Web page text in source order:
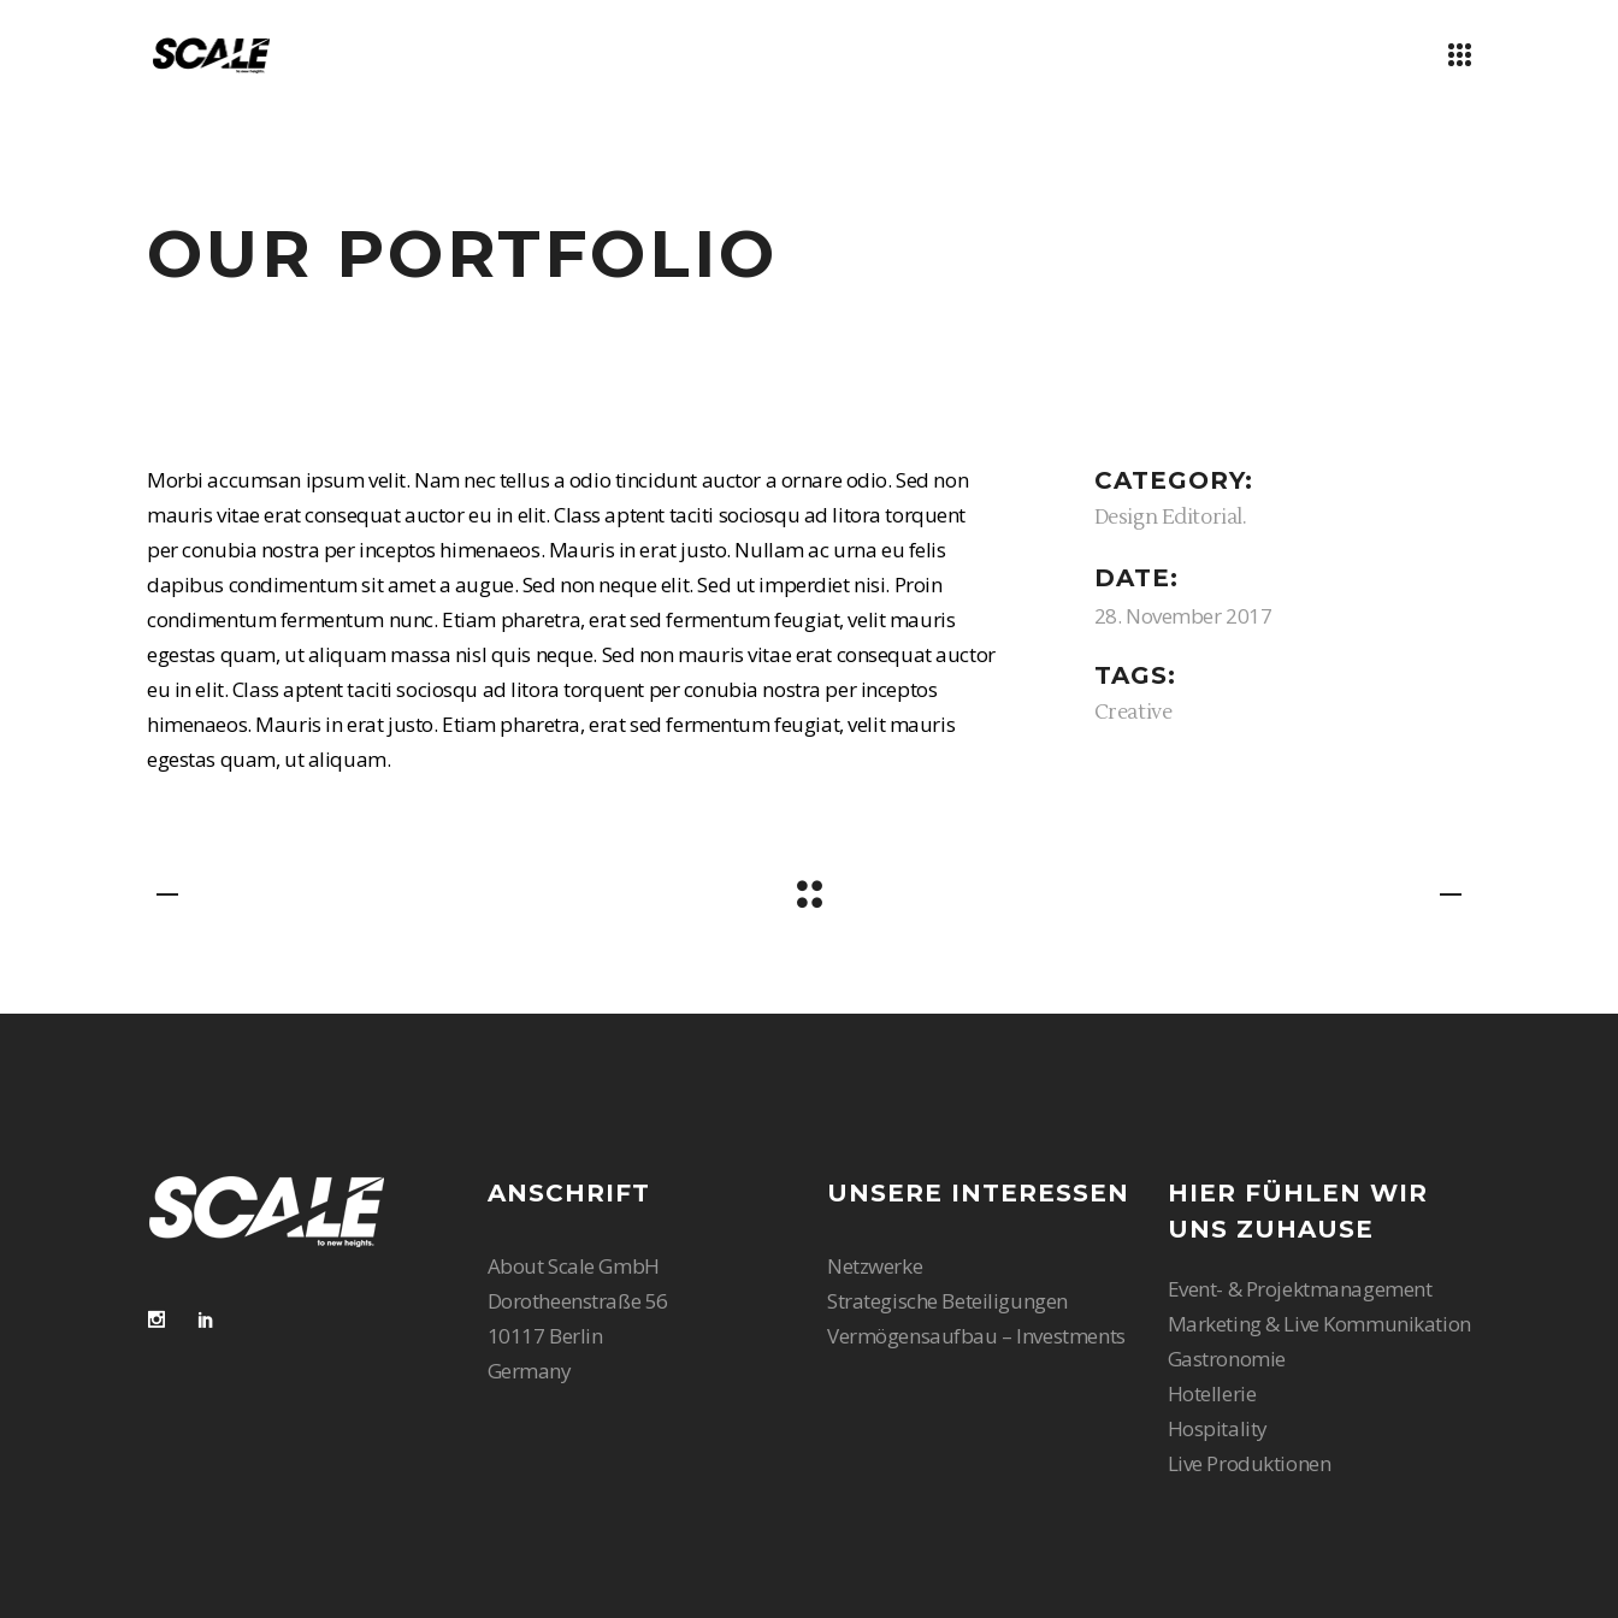
OUR PORTFOLIO
Morbi accumsan ipsum velit. Nam nec tellus a odio tincidunt auctor a ornare odio. Sed non
mauris vitae erat consequat auctor eu in elit. Class aptent taciti sociosqu ad litora torquent
per conubia nostra per inceptos himenaeos. Mauris in erat justo. Nullam ac urna eu felis
dapibus condimentum sit amet a augue. Sed non neque elit. Sed ut imperdiet nisi. Proin
condimentum fermentum nunc. Etiam pharetra, erat sed fermentum feugiat, velit mauris
egestas quam, ut aliquam massa nisl quis neque. Sed non mauris vitae erat consequat auctor
eu in elit. Class aptent taciti sociosqu ad litora torquent per conubia nostra per inceptos
himenaeos. Mauris in erat justo. Etiam pharetra, erat sed fermentum feugiat, velit mauris
egestas quam, ut aliquam.
CATEGORY:
Design Editorial.
DATE:
28. November 2017
TAGS:
Creative
ANSCHRIFT
About Scale GmbH
Dorotheenstraße 56
10117 Berlin
Germany
UNSERE INTERESSEN
Netzwerke
Strategische Beteiligungen
Vermögensaufbau – Investments
HIER FÜHLEN WIR
UNS ZUHAUSE
Event- & Projektmanagement
Marketing & Live Kommunikation
Gastronomie
Hotellerie
Hospitality
Live Produktionen